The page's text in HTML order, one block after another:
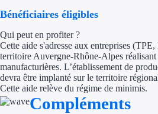
Bénéficiaires éligibles
Qui peut en profiter ?
Cette aide s'adresse aux entreprises
territoire Auvergne-Rhône-Alpes réalisant
manufacturières. L’établissement de
devra être implanté sur le territoire
Cette aide relève du régime de minimis.
Compléments